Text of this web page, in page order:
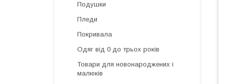
Подушки
Пледи
Покривала
Одяг від 0 до трьох років
Товари для новонароджених і
малюків